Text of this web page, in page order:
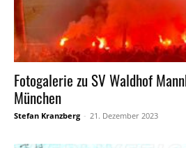
Fotogalerie zu SV Waldhof
München
Stefan Kranzberg - 21. Dezember 2023